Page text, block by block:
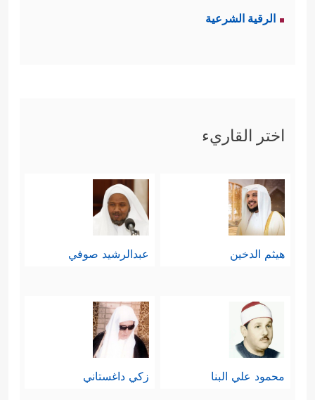
الرقية الشرعية
اختر القاريء
هيثم الدخين عبدالرشيد صوفي
محمود علي البنا زكي داغستاني